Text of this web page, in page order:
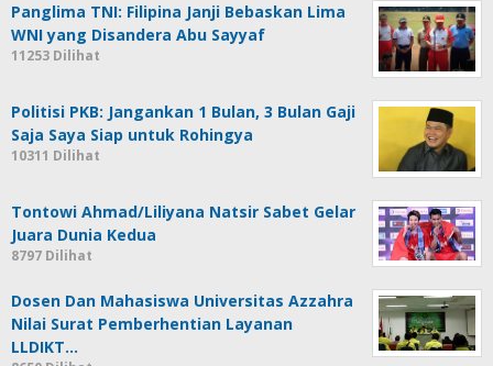
Panglima TNI: Filipina Janji Bebaskan Lima
WNI yang Disandera Abu Sayyaf
11253 Dilihat
Politisi PKB: Jangankan 1 Bulan, 3 Bulan Gaji
Saja Saya Siap untuk Rohingya
10311 Dilihat
Tontowi Ahmad/Liliyana Natsir Sabet Gelar
Juara Dunia Kedua
8797 Dilihat
Dosen Dan Mahasiswa Universitas Azzahra
Nilai Surat Pemberhentian Layanan
LLDIKT…